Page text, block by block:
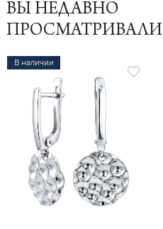
ВЫ НЕДАВНО
ПРОСМАТРИВАЛИ
В наличии